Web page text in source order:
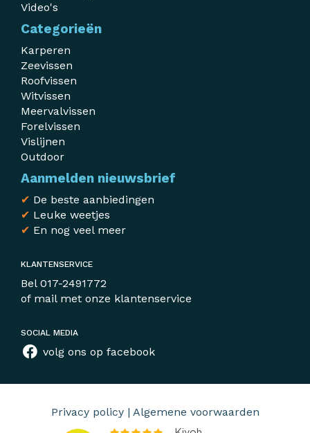
Video's
Categorieën
Karperen
Zeevissen
Roofvissen
Witvissen
Meervalvissen
Forelvissen
Vislijnen
Outdoor
Aanmelden nieuwsbrief
✔ De beste aanbiedingen
✔ Leuke weetjes
✔ En nog veel meer
KLANTENSERVICE
Bel 017-2491772
of mail met onze klantenservice
SOCIAL MEDIA
volg ons op facebook
Privacy policy| Algemene voorwaarden